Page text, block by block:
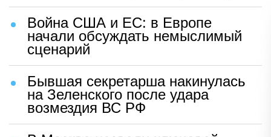
Война США и ЕС: в Европе
начали обсуждать немыслимый
сценарий
Бывшая секретарша накинулась
на Зеленского после удара
возмездия ВС РФ